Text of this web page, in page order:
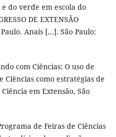
do verde em escola do
DE EXTENSÃO
Anais [...]. São Paulo:
com Ciências: O uso de
Ciências como estratégias de
em Extensão, São
de Feiras de Ciências